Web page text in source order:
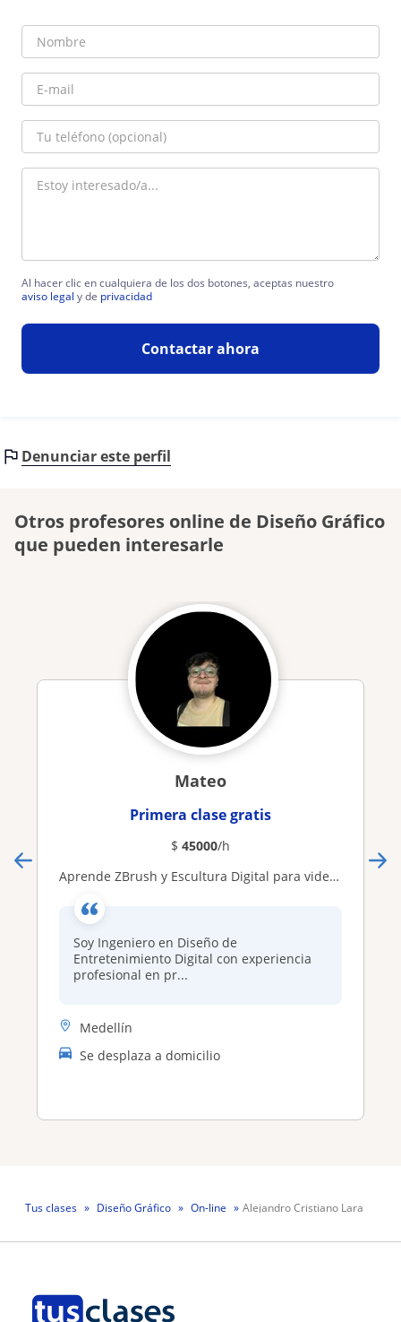
Al hacer clic en cualquiera de los dos botones, aceptas nuestro
aviso legal y de privacidad
Contactar ahora
Denunciar este perfil
Otros profesores online de Diseño Gráfico
que pueden interesarle
Mateo
Primera clase gratis
$ 45000/h
Aprende ZBrush y Escultura Digital para videojuegos, cine y criaturas desde cero hasta nivel profesional
Soy Ingeniero en Diseño de
Entretenimiento Digital con experiencia
profesional en pr...
Medellín
Se desplaza a domicilio
Tus clases Diseño Gráfico On-line Alejandro Cristiano Lara